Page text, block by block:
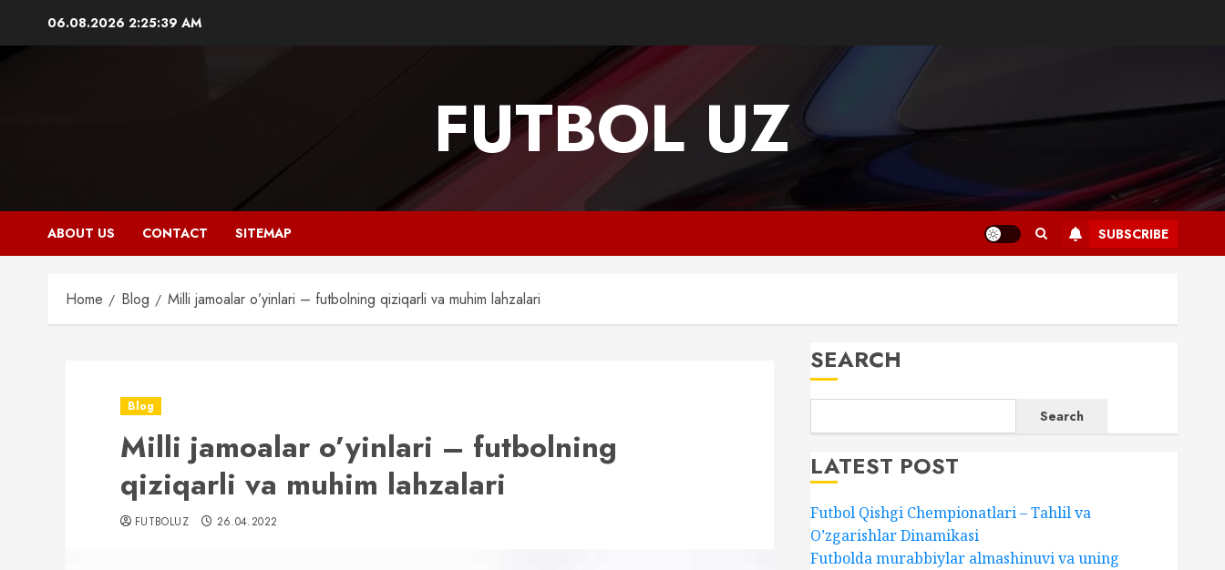
06.08.2026 2:25:40 AM
FUTBOL UZ
ABOUT US CONTACT SITEMAP SUBSCRIBE
Home Blog Milli jamoalar o’yinlari – futbolning qiziqarli va muhim lahzalari
Blog
Milli jamoalar o’yinlari – futbolning
qiziqarli va muhim lahzalari
FUTBOLUZ 26.04.2022
SEARCH
Search
LATEST POST
Futbol Qishgi Chempionatlari – Tahlil va
O’zgarishlar Dinamikasi
Futbolda murabbiylar almashinuvi va uning